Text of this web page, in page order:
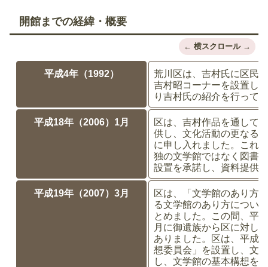
開館までの経緯・概要
平成4年（1992）
荒川区は、吉村氏に区民
吉村昭コーナーを設置し
り吉村氏の紹介を行って
平成18年（2006）1月
区は、吉村作品を通して
供し、文化活動の更なる
に申し入れました。これ
独の文学館ではなく図書
設置を承諾し、資料提供
平成19年（2007）3月
区は、「文学館のあり方
る文学館のあり方につい
とめました。この間、平
月に御遺族から区に対し
ありました。区は、平成
想委員会」を設置し、文
し、文学館の基本構想を